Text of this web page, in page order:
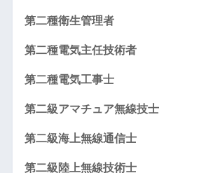
第二種衛生管理者
第二種電気主任技術者
第二種電気工事士
第二級アマチュア無線技士
第二級海上無線通信士
第二級陸上無線技術士